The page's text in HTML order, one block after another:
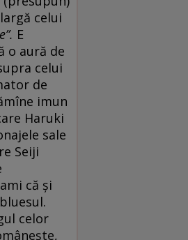
celui
E
o aură de
celui
de
imun
Haruki
sale
Seiji
că și
celor